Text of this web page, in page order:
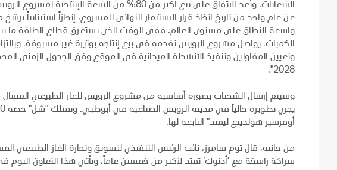
الانبعاثات. ويُعد الاتفاق على بيع أكثر من 80% من
عن عام واحد من تاريخ اتخاذ قرار الاستثمار النهائي للمشروع، إنجازاً استثنائياً
واسعة النطاق على مستوى العالم. ففي الوقت الذي يستغرق قطاع الطاقة
الكميات، يواصل مشروع الرويس تقدمه في بيع إنتاجه بوتيرة غير مسبوقة،
وتعيين المقاولين وتنفيذ الأنشطة الميدانية في الموقع وفق الجدول الزمني
2028".
وسيتم إرسال الشحنات بصورة أساسية من مشروع الرويس للغاز الطبيعي المسال
أوفرسيز هولدينغ ليمتد" التابعة لها.
من جانبه، قال توم سامرز، نائب الرئيس التنفيذي لتسويق وتجارة الغاز
شراكة راسخة مع ’أدنوك‘ تمتد لأكثر من خمسين عاماً، ويأتي هذا التعاون اليوم